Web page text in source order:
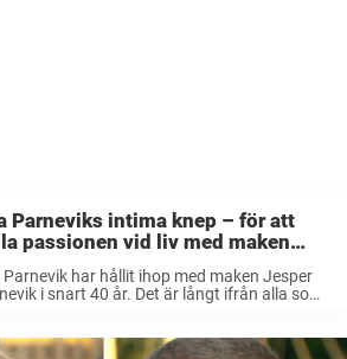
Parneviks intima knep – för att
passionen vid liv med maken
Parnevik
Parnevik har hållit ihop med maken Jesper
i snart 40 år. Det är långt ifrån alla som